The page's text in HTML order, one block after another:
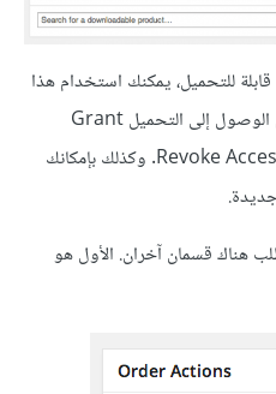
للتحميل، يمكنك استخدام هذا
الحقل لتعديل رخصة المستخدم في الوصول إلى التحميل Grant
Access أو إبطال رخصة وصوله Revoke Access. وكذلك بإمكانك
هناك قسمان آخران. الأول هو